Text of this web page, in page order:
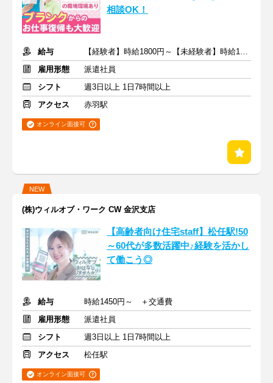
相談OK！
給与
【経験者】時給1800円～【未経験者】時給1600円～ ＋交通費
雇用形態
派遣社員
シフト
週3日以上 1日7時間以上
アクセス
赤羽駅
オンライン面接可
NEW
(株)ウィルオブ・ワーク CW 金沢支店
【高齢者向け住宅staff】松任駅!50
～60代が多数活躍中♪経験を活かし
て働こう◎
給与
時給1450円～ ＋交通費
雇用形態
派遣社員
シフト
週3日以上 1日7時間以上
アクセス
松任駅
オンライン面接可